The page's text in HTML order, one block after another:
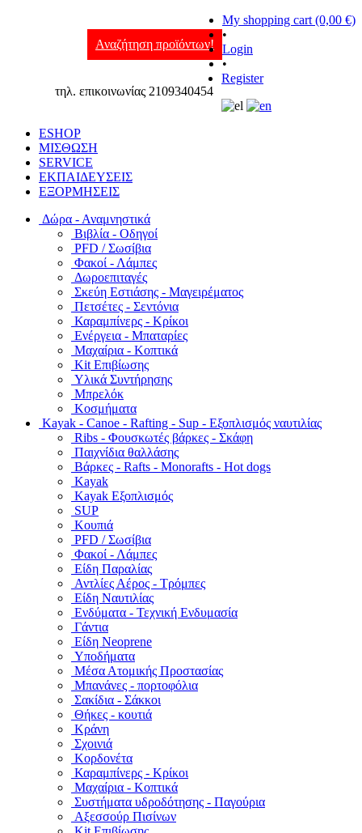
Αναζήτηση προϊόντων!
τηλ. επικοινωνίας 2109340454
My shopping cart (0,00 €)
•
Login
•
Register
ESHOP
ΜΙΣΘΩΣΗ
SERVICE
ΕΚΠΑΙΔΕΥΣΕΙΣ
ΕΞΟΡΜΗΣΕΙΣ
Δώρα - Αναμνηστικά
Βιβλία - Οδηγοί
PFD / Σωσίβια
Φακοί - Λάμπες
Δωροεπιταγές
Σκεύη Εστιάσης - Μαγειρέματος
Πετσέτες - Σεντόνια
Καραμπίνερς - Κρίκοι
Ενέργεια - Μπαταρίες
Μαχαίρια - Κοπτικά
Kit Επιβίωσης
Υλικά Συντήρησης
Μπρελόκ
Κοσμήματα
Kayak - Canoe - Rafting - Sup - Εξοπλισμός ναυτιλίας
Ribs - Φουσκωτές βάρκες - Σκάφη
Παιχνίδια θαλλάσης
Βάρκες - Rafts - Monorafts - Hot dogs
Kayak
Kayak Εξοπλισμός
SUP
Κουπιά
PFD / Σωσίβια
Φακοί - Λάμπες
Είδη Παραλίας
Αντλίες Αέρος - Τρόμπες
Είδη Ναυτιλίας
Ενδύματα - Τεχνική Ενδυμασία
Γάντια
Είδη Neoprene
Υποδήματα
Μέσα Ατομικής Προστασίας
Μπανάνες - πορτοφόλια
Σακίδια - Σάκκοι
Θήκες - κουτιά
Κράνη
Σχοινιά
Κορδονέτα
Καραμπίνερς - Κρίκοι
Μαχαίρια - Κοπτικά
Συστήματα υδροδότησης - Παγούρια
Αξεσσούρ Πισίνων